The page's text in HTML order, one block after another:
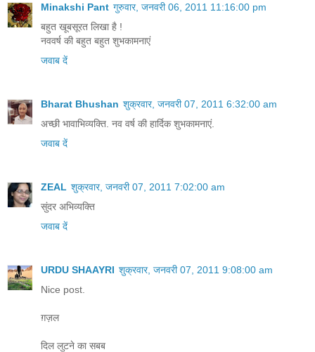
Minakshi Pant गुरुवार, जनवरी 06, 2011 11:16:00 pm
बहुत खूबसूरत लिखा है !
नववर्ष की बहुत बहुत शुभकामनाएं
जवाब दें
Bharat Bhushan शुक्रवार, जनवरी 07, 2011 6:32:00 am
अच्छी भावाभिव्यक्ति. नव वर्ष की हार्दिक शुभकामनाएं.
जवाब दें
ZEAL शुक्रवार, जनवरी 07, 2011 7:02:00 am
सुंदर अभिव्यक्ति
जवाब दें
URDU SHAAYRI शुक्रवार, जनवरी 07, 2011 9:08:00 am
Nice post.
ग़ज़ल
दिल लुटने का सबब